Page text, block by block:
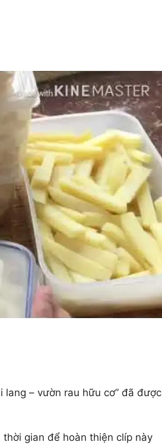
lang – vườn rau hữu cơ” đã được
gian để hoàn thiện clíp này